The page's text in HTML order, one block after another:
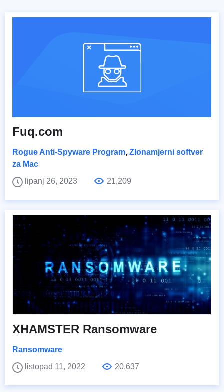
Fuq.com
Rogue Anti-Spyware Program, Zlonamjerni softver
za Mac
lipanj 26, 2023
21,209
XHAMSTER Ransomware
Ransomware
listopad 11, 2022
20,637